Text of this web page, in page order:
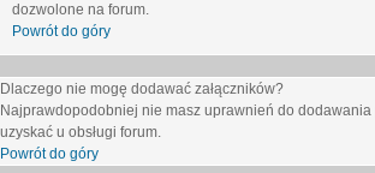
dozwolone na forum.
Powrót do góry
Dlaczego nie mogę dodawać załączników?
Najprawdopodobniej nie masz uprawnień do
uzyskać u obsługi forum.
Powrót do góry